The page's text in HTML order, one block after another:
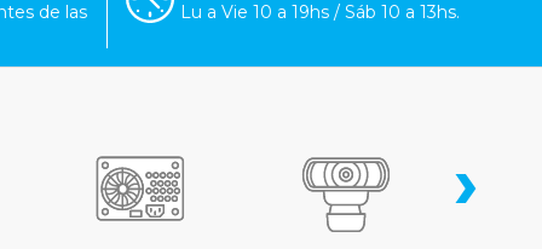
de las
Lu a Vie 10 a 19hs / Sáb 10 a 13hs.
›